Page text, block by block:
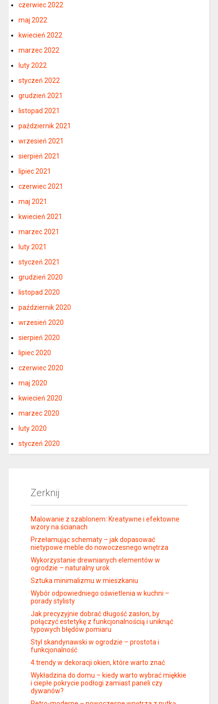
czerwiec 2022
maj 2022
kwiecień 2022
marzec 2022
luty 2022
styczeń 2022
grudzień 2021
listopad 2021
październik 2021
wrzesień 2021
sierpień 2021
lipiec 2021
czerwiec 2021
maj 2021
kwiecień 2021
marzec 2021
luty 2021
styczeń 2021
grudzień 2020
listopad 2020
październik 2020
wrzesień 2020
sierpień 2020
lipiec 2020
czerwiec 2020
maj 2020
kwiecień 2020
marzec 2020
luty 2020
styczeń 2020
Zerknij
Malowanie z szablonem: Kreatywne i efektowne
wzory na ścianach
Przełamując schematy – jak dopasować
nietypowe meble do nowoczesnego wnętrza
Wykorzystanie drewnianych elementów w
ogrodzie – naturalny urok
Sztuka minimalizmu w mieszkaniu
Wybór odpowiedniego oświetlenia w kuchni –
porady stylisty
Jak precyzyjnie dobrać długość zasłon, by
połączyć estetykę z funkcjonalnością i uniknąć
typowych błędów pomiaru
Styl skandynawski w ogrodzie – prostota i
funkcjonalność
4 trendy w dekoracji okien, które warto znać
Wykładzina do domu – kiedy warto wybrać miękkie
i ciepłe pokrycie podłogi zamiast paneli czy
dywanów?